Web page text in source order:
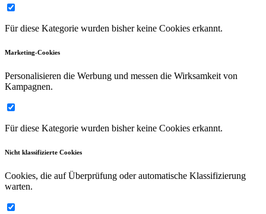
Für diese Kategorie wurden bisher keine Cookies erkannt.
Marketing-Cookies
Personalisieren die Werbung und messen die Wirksamkeit von
Kampagnen.
Für diese Kategorie wurden bisher keine Cookies erkannt.
Nicht klassifizierte Cookies
Cookies, die auf Überprüfung oder automatische Klassifizierung
warten.